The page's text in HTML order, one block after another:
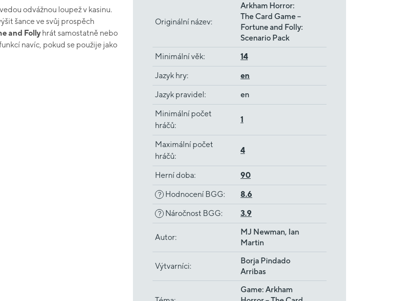
odvážnou loupež v kasinu.
šance ve svůj prospěch
and Folly hrát samostatně nebo
navíc, pokud se použije jako
Originální název:
Arkham Horror:
The Card Game –
Fortune and Folly:
Scenario Pack
Minimální věk: 14
Jazyk hry: en
Jazyk pravidel: en
Minimální počet
hráčů:
1
Maximální počet
hráčů:
4
Herní doba: 90
? Hodnocení BGG: 8.6
? Náročnost BGG: 3.9
Autor:
MJ Newman, Ian
Martin
Výtvarníci:
Borja Pindado
Arribas
Game: Arkham